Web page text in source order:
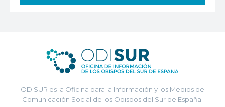
ODISUR es la Oficina para la Información y los Medios de
Comunicación Social de los Obispos del Sur de España.